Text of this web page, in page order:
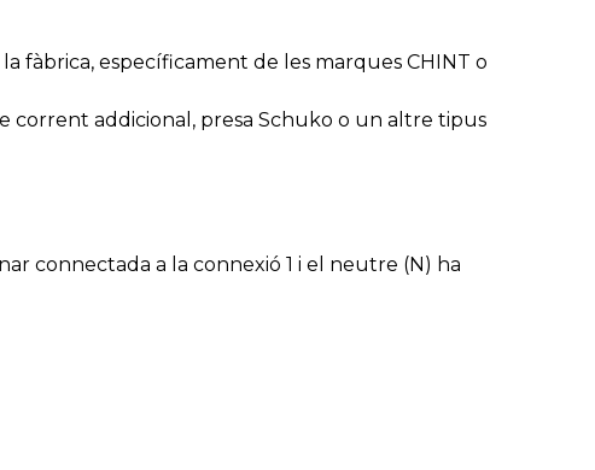
fàbrica, específicament de les marques CHINT o
corrent addicional, presa Schuko o un altre tipus
connectada a la connexió 1 i el neutre (N) ha